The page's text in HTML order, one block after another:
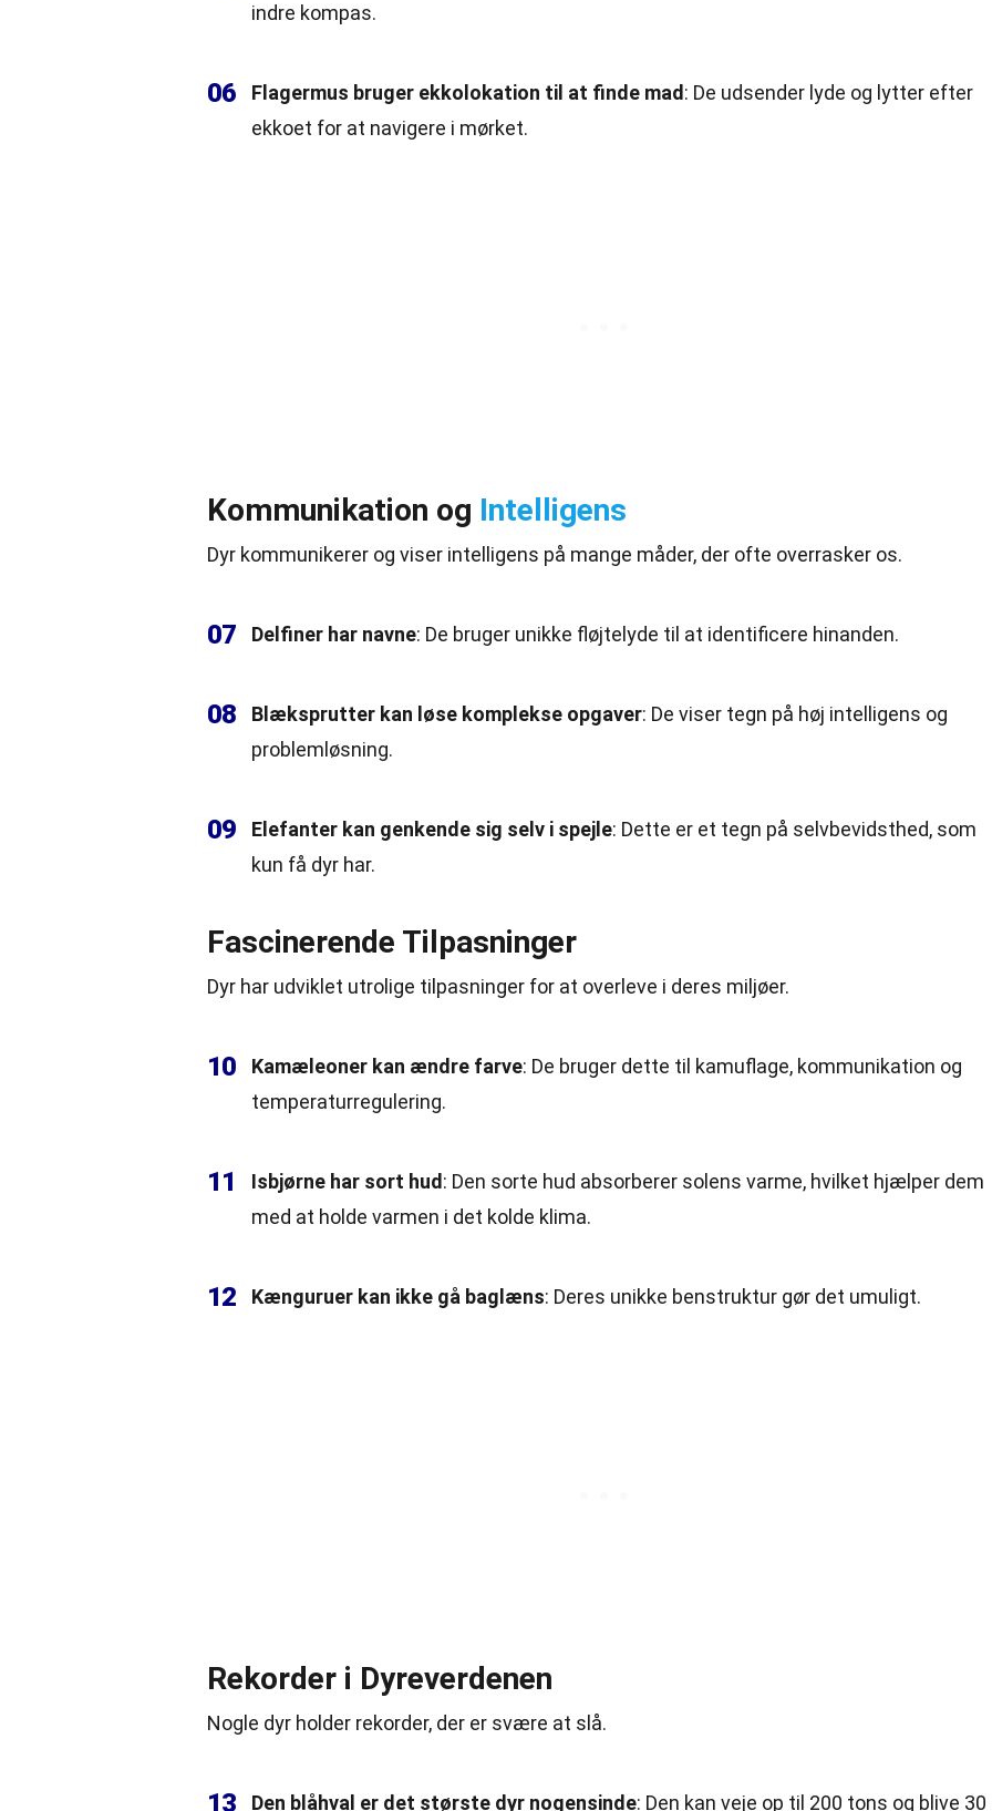
indre kompas.
06 Flagermus bruger ekkolokation til at finde mad : De udsender lyde og lytter efter
ekkoet for at navigere i mørket.
Kommunikation og Intelligens
Dyr kommunikerer og viser intelligens på mange måder, der ofte overrasker os.
07 Delfiner har navne: De bruger unikke fløjtelyde til at identificere hinanden.
08 Blæksprutter kan løse komplekse opgaver: De viser tegn på høj intelligens og
problemløsning.
09 Elefanter kan genkende sig selv i spejle: Dette er et tegn på selvbevidsthed, som
kun få dyr har.
Fascinerende Tilpasninger
Dyr har udviklet utrolige tilpasninger for at overleve i deres miljøer.
10 Kamæleoner kan ændre farve: De bruger dette til kamuflage, kommunikation og
temperaturregulering.
11 Isbjørne har sort hud : Den sorte hud absorberer solens varme, hvilket hjælper dem
med at holde varmen i det kolde klima.
12 Kænguruer kan ikke gå baglæns: Deres unikke benstruktur gør det umuligt.
Rekorder i Dyreverdenen
Nogle dyr holder rekorder, der er svære at slå.
13 Den blåhval er det største dyr nogensinde: Den kan veje op til 200 tons og blive 30